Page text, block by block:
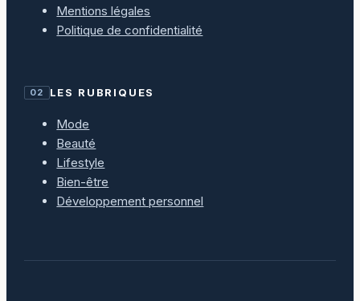
Mentions légales
Politique de confidentialité
02 LES RUBRIQUES
Mode
Beauté
Lifestyle
Bien-être
Développement personnel